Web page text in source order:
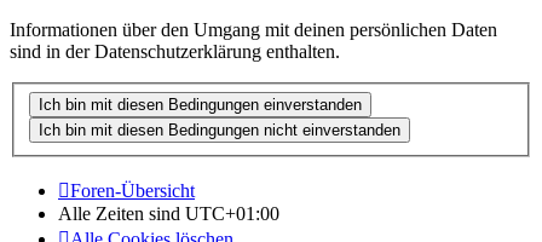
Informationen über den Umgang mit deinen persönlichen Daten
sind in der Datenschutzerklärung enthalten.
Foren-Übersicht
Alle Zeiten sind UTC+01:00